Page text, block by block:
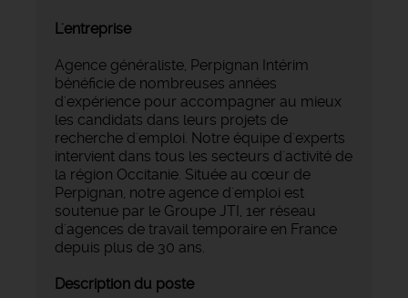
L'entreprise
Agence généraliste, Perpignan Intérim
bénéficie de nombreuses années
d'expérience pour accompagner au mieux
les candidats dans leurs projets de
recherche d'emploi. Notre équipe d'experts
intervient dans tous les secteurs d'activité de
la région Occitanie. Située au cœur de
Perpignan, notre agence d'emploi est
soutenue par le Groupe JTI, 1er réseau
d'agences de travail temporaire en France
depuis plus de 30 ans.
Description du poste